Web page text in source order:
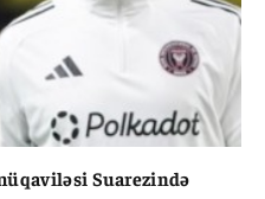
Suarezində